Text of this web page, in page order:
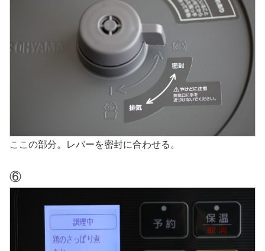
ここの部分。レバーを密封に合わせる。
⑥